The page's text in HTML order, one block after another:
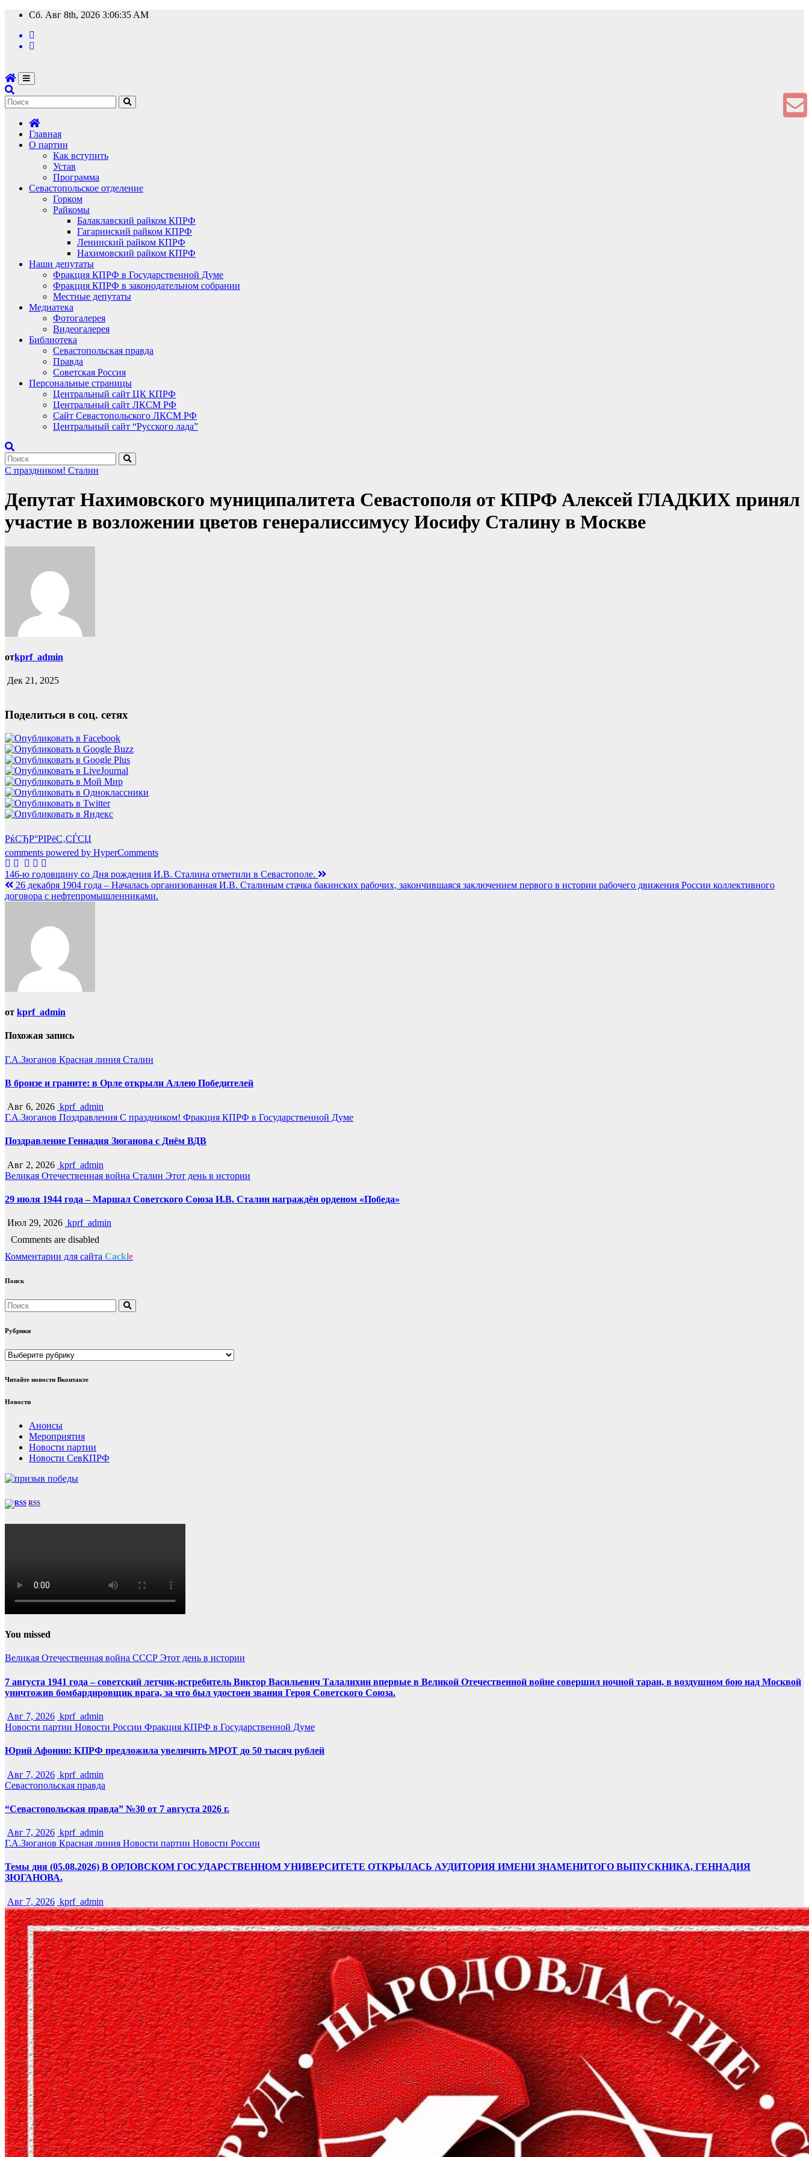
Перейти
содержимому
Сб. Авг 8th, 2026 3:06:37 AM
Главная
О партии
Как вступить
Устав
Программа
Севастопольское отделение
Горком
Райкомы
Балаклавский райком КПРФ
Гагаринский райком КПРФ
Ленинский райком КПРФ
Нахимовский райком КПРФ
Наши депутаты
Фракция КПРФ в Государственной Думе
Фракция КПРФ в законодательном собрании
Местные депутаты
Медиатека
Фотогалерея
Видеогалерея
Библиотека
Севастопольская правда
Правда
Советская Россия
Персональные страницы
Центральный сайт ЦК КПРФ
Центральный сайт ЛКСМ РФ
Сайт Севастопольского ЛКСМ РФ
Центральный сайт “Русского лада”
С праздником! Сталин
Депутат Нахимовского муниципалитета Севастополя от КПРФ Алексей ГЛАДКИХ принял
участие в возложении цветов генералиссимусу Иосифу Сталину в Москве
отkprf_admin
Дек 21, 2025
Поделиться в соц. сетях
РќСЂР°РІРёС‚СЃСЏ
comments powered by HyperComments
Навигация
по
146-ю годовщину со Дня рождения И.В. Сталина отметили в Севастополе.
26 декабря 1904 года – Началась организованная И.В. Сталиным стачка бакинских рабочих, закончившаяся заключением первого в истории рабочего движения России коллективного
договора с нефтепромышленниками.
от kprf_admin
Похожая запись
Г.А.Зюганов Красная линия Сталин
В бронзе и граните: в Орле открыли Аллею Победителей
Авг 6, 2026 kprf_admin
Г.А.Зюганов Поздравления С праздником! Фракция КПРФ в Государственной Думе
Поздравление Геннадия Зюганова с Днём ВДВ
Авг 2, 2026 kprf_admin
Великая Отечественная война Сталин Этот день в истории
29 июля 1944 года – Маршал Советского Союза И.В. Сталин награждён орденом «Победа»
Июл 29, 2026 kprf_admin
Comments are disabled
Комментарии для сайта Cackle
Поиск
Рубрики
Рубрики
Читайте новости Вконтакте
Новости
Анонсы
Мероприятия
Новости партии
Новости СевКПРФ
RSS
You missed
Великая Отечественная война СССР Этот день в истории
7 августа 1941 года – советский летчик-истребитель Виктор Васильевич Талалихин впервые в Великой Отечественной войне совершил ночной таран, в воздушном бою над Москвой
уничтожив бомбардировщик врага, за что был удостоен звания Героя Советского Союза.
Авг 7, 2026 kprf_admin
Новости партии Новости России Фракция КПРФ в Государственной Думе
Юрий Афонин: КПРФ предложила увеличить МРОТ до 50 тысяч рублей
Авг 7, 2026 kprf_admin
Севастопольская правда
“Севастопольская правда” №30 от 7 августа 2026 г.
Авг 7, 2026 kprf_admin
Г.А.Зюганов Красная линия Новости партии Новости России
Темы дня (05.08.2026) В ОРЛОВСКОМ ГОСУДАРСТВЕННОМ УНИВЕРСИТЕТЕ ОТКРЫЛАСЬ АУДИТОРИЯ ИМЕНИ ЗНАМЕНИТОГО ВЫПУСКНИКА, ГЕННАДИЯ
ЗЮГАНОВА.
Авг 7, 2026 kprf_admin